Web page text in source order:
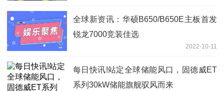
全球新资讯：华硕B650/B650E主板首发
锐龙7000竞装佳选
2022-10-11
每日快讯!站定全球储能风口，固德威ET
系列30kW储能旗舰驭风而来